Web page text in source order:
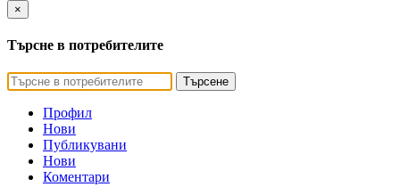
×
Търсне в потребителите
Търсене
Профил
Нови
Публикувани
Нови
Коментари